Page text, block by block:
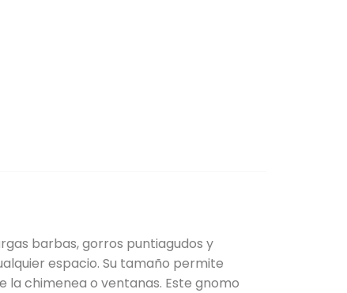
barbas, gorros puntiagudos y
espacio. Su tamaño permite
la chimenea o ventanas. Este gnomo